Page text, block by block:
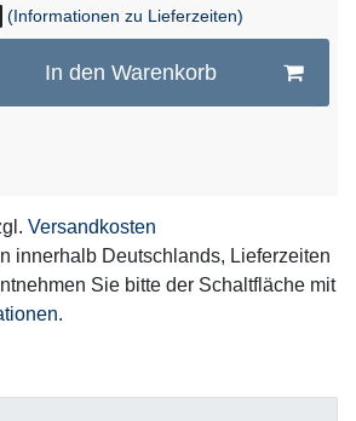
(Informationen zu Lieferzeiten)
In den Warenkorb
Versandkosten
innerhalb Deutschlands, Lieferzeiten
Sie bitte der Schaltfläche mit
.